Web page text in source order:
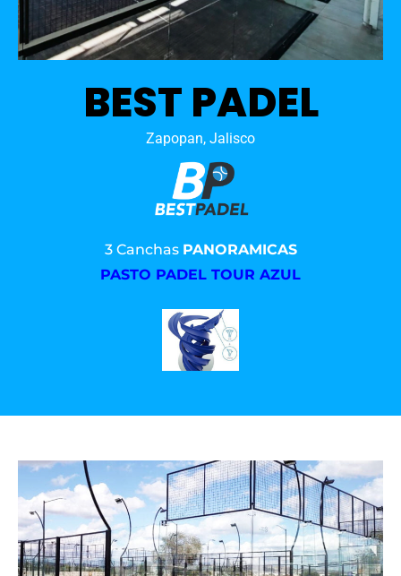
BEST PADEL
Zapopan, Jalisco
3 Canchas PANORAMICAS
PASTO PADEL TOUR AZUL